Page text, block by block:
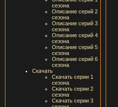
сезона
Описание серий 2
сезона
Описание серий 3
сезона
Описание серий 4
сезона
Описание серий 5
сезона
Описание серий 6
сезона
Скачать
Скачать серии 1
сезона
Скачать серии 2
сезона
Скачать серии 3